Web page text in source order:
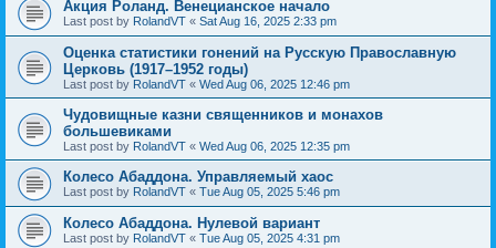
Акция Роланд. Венецианское начало
Last post by RolandVT « Sat Aug 16, 2025 2:33 pm
Оценка статистики гонений на Русскую Православную
Церковь (1917–1952 годы)
Last post by RolandVT « Wed Aug 06, 2025 12:46 pm
Чудовищные казни священников и монахов
большевиками
Last post by RolandVT « Wed Aug 06, 2025 12:35 pm
Колесо Абаддона. Управляемый хаос
Last post by RolandVT « Tue Aug 05, 2025 5:46 pm
Колесо Абаддона. Нулевой вариант
Last post by RolandVT « Tue Aug 05, 2025 4:31 pm